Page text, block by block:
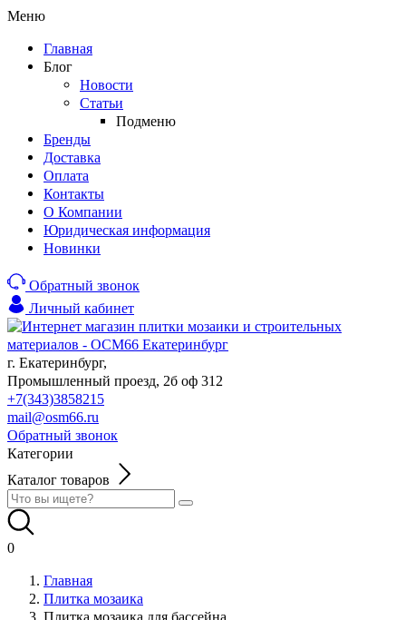
Меню
Главная
Блог
Новости
Статьи
Подменю
Бренды
Доставка
Оплата
Контакты
О Компании
Юридическая информация
Новинки
Обратный звонок
Личный кабинет
г. Екатеринбург,
Промышленный проезд, 2б оф 312
+7(343)3858215
mail@osm66.ru
Обратный звонок
Категории
Каталог товаров
0
Главная
Плитка мозаика